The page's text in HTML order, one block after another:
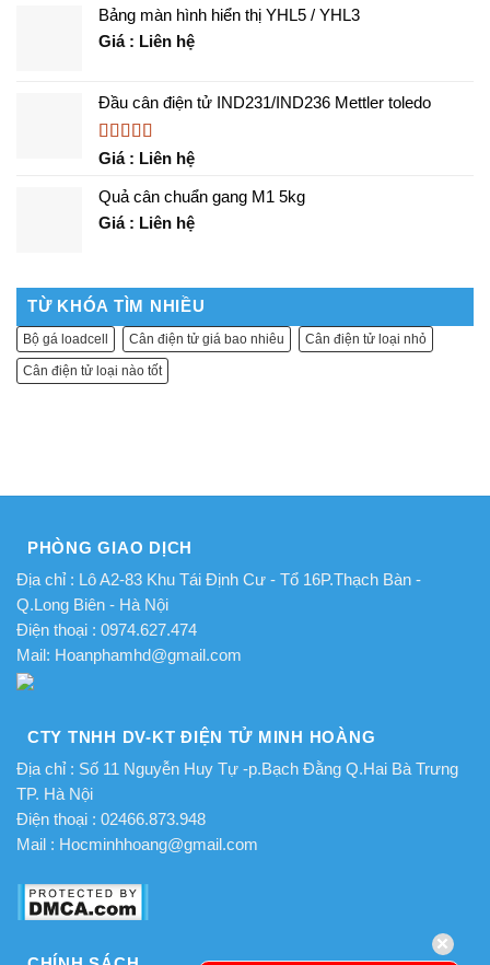
Bảng màn hình hiển thị YHL5 / YHL3
Giá : Liên hệ
Đầu cân điện tử IND231/IND236 Mettler toledo
Được xếp
sao
Giá : Liên hệ
Quả cân chuẩn gang M1 5kg
Giá : Liên hệ
TỪ KHÓA TÌM NHIỀU
Bộ gá loadcell Cân điện tử giá bao nhiêu Cân điện tử loại nhỏ
Cân điện tử loại nào tốt
PHÒNG GIAO DỊCH
Địa chỉ : Lô A2-83 Khu Tái Định Cư - Tổ 16P.Thạch Bàn -
Q.Long Biên - Hà Nội
Điện thoại : 0974.627.474
Mail: Hoanphamhd@gmail.com
CTY TNHH DV-KT ĐIỆN TỬ MINH HOÀNG
Địa chỉ : Số 11 Nguyễn Huy Tự -p.Bạch Đằng Q.Hai Bà Trưng
TP. Hà Nội
Điện thoại : 02466.873.948
Mail : Hocminhhoang@gmail.com